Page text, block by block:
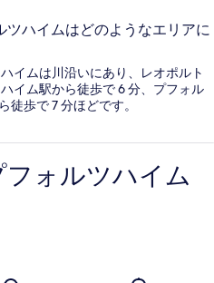
ツハイムはどのようなエリアに
イムは川沿いにあり、レオポルト
イム駅から徒歩で 6 分、プフォル
徒歩で 7 分ほどです。
ォルツハイム